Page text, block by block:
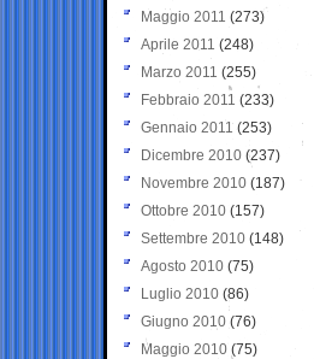
Maggio 2011 (273)
Aprile 2011 (248)
Marzo 2011 (255)
Febbraio 2011 (233)
Gennaio 2011 (253)
Dicembre 2010 (237)
Novembre 2010 (187)
Ottobre 2010 (157)
Settembre 2010 (148)
Agosto 2010 (75)
Luglio 2010 (86)
Giugno 2010 (76)
Maggio 2010 (75)